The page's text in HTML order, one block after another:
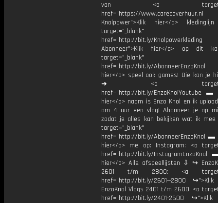
van <a
href="https://
Knolpower">Klik hier</a>
target="_blank"
href="http://bit.ly/Knolpowerkleding
Abonneer">Klik hier</a> op dit
target="_blank"
href="http://bit.ly/
hier</a> speel ook games! Die kan je
➜ <a
href="http://bit.ly/EnzoKnolYoutube ▬
hier</a> naam is Enzo Knol en ik
om 4 uur een vlog! Abonneer je op
zodat je alles kan bekijken wat ik mee
target="_blank"
href="http://bit.ly/AbonneerEnzoKnol ▬
hier</a> me op: Instagram: <a
href="http://bit.ly/InstagramEnzoKnol
hier</a> Alle afspeellijsten ⇩ ↪
2601 t/m 2800: <a
href="http://bit.ly/2601--2800
EnzoKnol Vlogs 2401 t/m 2600: <a
href="http://bit.ly/2401-2600 ↪">Klik